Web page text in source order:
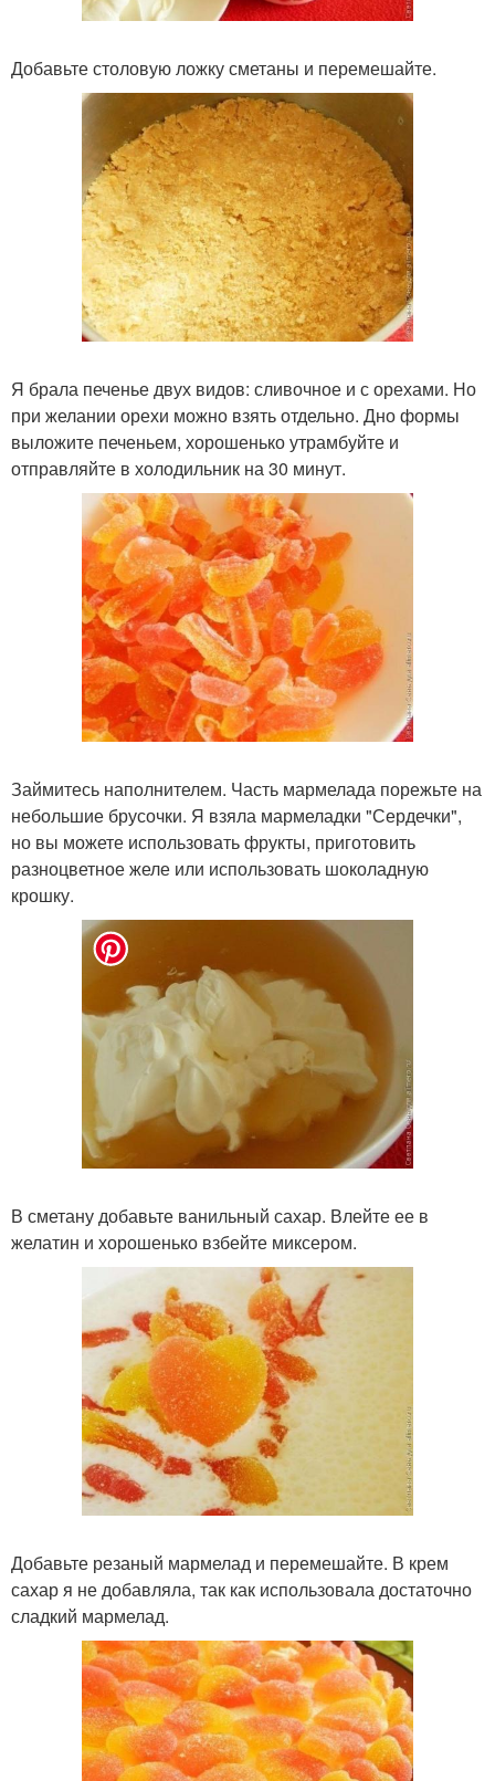
Добавьте столовую ложку сметаны и перемешайте.
Я брала печенье двух видов: сливочное и с орехами. Но
при желании орехи можно взять отдельно. Дно формы
выложите печеньем, хорошенько утрамбуйте и
отправляйте в холодильник на 30 минут.
Займитесь наполнителем. Часть мармелада порежьте на
небольшие брусочки. Я взяла мармеладки "Сердечки",
но вы можете использовать фрукты, приготовить
разноцветное желе или использовать шоколадную
крошку.
В сметану добавьте ванильный сахар. Влейте ее в
желатин и хорошенько взбейте миксером.
Добавьте резаный мармелад и перемешайте. В крем
сахар я не добавляла, так как использовала достаточно
сладкий мармелад.